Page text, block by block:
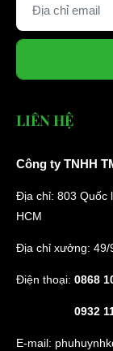
LIÊN HỆ
Công ty TNHH
Địa chỉ: 803 Quốc
HCM
Địa chỉ xưởng: 49/
Điện thoại: 0868
0932
E-mail: